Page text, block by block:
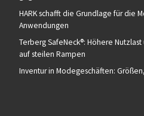
HARK schafft die Grundlage für die
Anwendungen
Terberg SafeNeck®: Höhere
auf steilen Rampen
Inventur in Modegeschäften: